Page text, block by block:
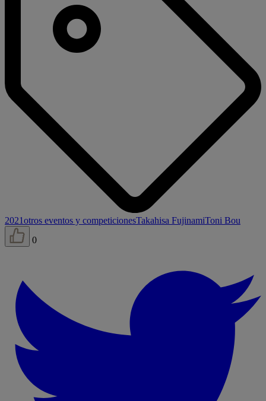
2021otros eventos y competicionesTakahisa FujinamiToni Bou
0